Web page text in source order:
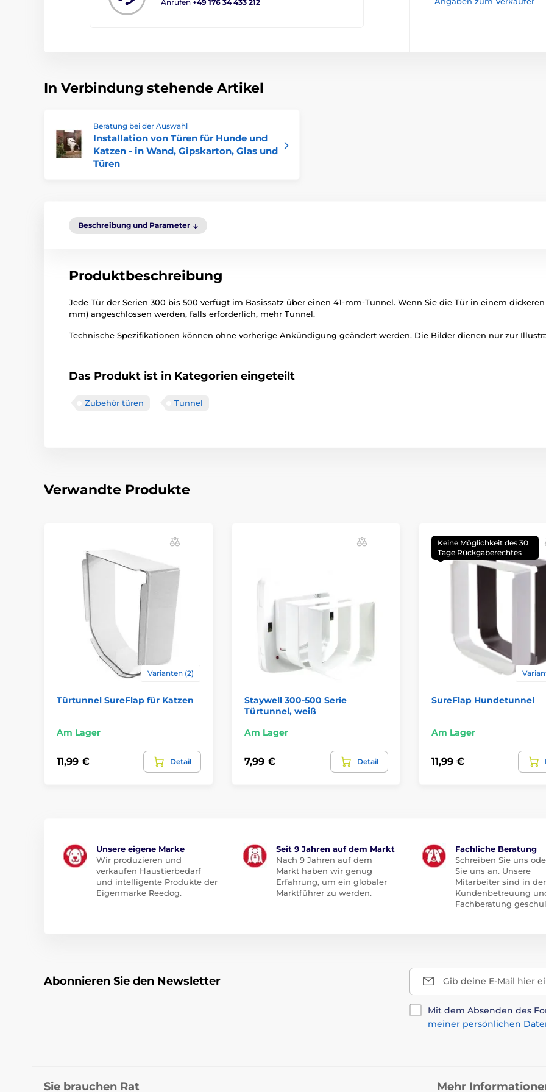
Anrufen +49 176 34 433 212
In Verbindung stehende Artikel
Beratung bei der Auswahl
Installation von Türen für Hunde und
Katzen - in Wand, Gipskarton, Glas und
Türen
Beschreibung und Parameter
Produktbeschreibung
Jede Tür der Serien 300 bis 500 verfügt im Basissatz über einen 41-mm-Tunnel. Wenn Sie die Tür in einem
mm) angeschlossen werden, falls erforderlich, mehr Tunnel.
Technische Spezifikationen können ohne vorherige Ankündigung geändert werden. Die Bilder dienen nur zur
Das Produkt ist in Kategorien eingeteilt
Zubehör türen Tunnel
Verwandte Produkte
Varianten (2)
Türtunnel SureFlap für Katzen
Am Lager
11,99 € Detail
Staywell 300-500 Serie
Türtunnel, weiß
Am Lager
7,99 € Detail
Keine Möglichkeit des 30
Tage Rückgaberechtes
SureFlap Hundetunnel
Am Lager
11,99 €
Unsere eigene Marke
Wir produzieren und
verkaufen Haustierbedarf
und intelligente Produkte der
Eigenmarke Reedog.
Seit 9 Jahren auf dem Markt
Nach 9 Jahren auf dem
Markt haben wir genug
Erfahrung, um ein globaler
Marktführer zu werden.
Fachliche Beratung
Schreiben Sie uns
Sie uns an. Unsere
Mitarbeiter sind in der
Kundenbetreuung
Fachberatung
Abonnieren Sie den Newsletter Gib deine E-Mail hier
Mit dem Absenden des
meiner persönlichen
Sie brauchen Rat Mehr